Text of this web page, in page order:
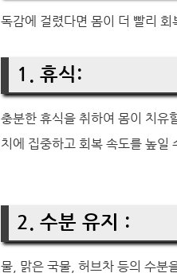
독감에 걸렸다면 몸이 더 빨리
1. 휴식:
충분한 휴식을 취하여 몸이 치유
치에 집중하고 회복 속도를 높일
2. 수분 유지 :
물, 맑은 국물, 허브차 등의 수분